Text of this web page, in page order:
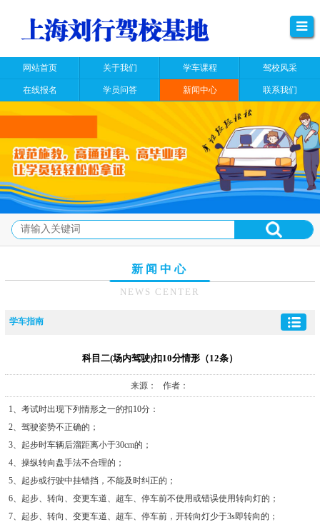
网站首页 关于我们 学车课程 驾校风采
在线报名 学员问答 新闻中心 联系我们
新闻中心
NEWS CENTER
学车指南
科目二(场内驾驶)扣10分情形（12条）
来源： 作者：
1、考试时出现下列情形之一的扣10分：
2、驾驶姿势不正确的；
3、起步时车辆后溜距离小于30cm的；
4、操纵转向盘手法不合理的；
5、起步或行驶中挂错挡，不能及时纠正的；
6、起步、转向、变更车道、超车、停车前不使用或错误使用转向灯的；
7、起步、转向、变更车道、超车、停车前，开转向灯少于3s即转向的；